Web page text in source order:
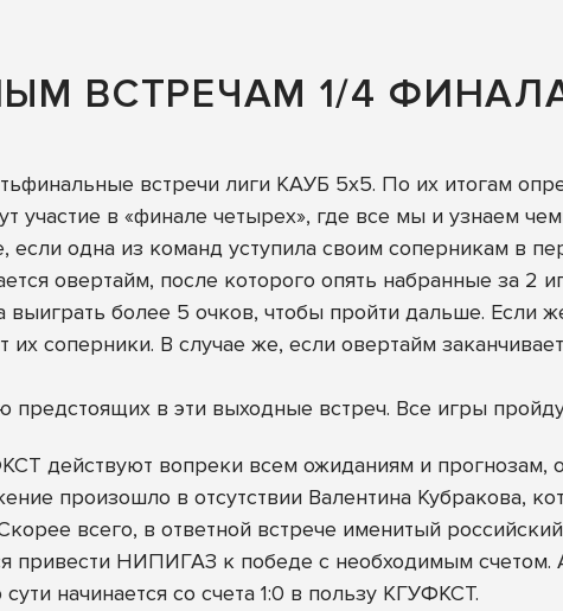
ВСТРЕЧАМ 1/4
встречи лиги КАУБ 5х5. По их итогам
участие в «финале четырех», где все мы и узнаем
если одна из команд уступила своим соперникам в
овертайм, после которого опять набранные за 2
более 5 очков, чтобы пройти дальше. Если
соперники. В случае же, если овертайм
в эти выходные встреч. Все игры
действуют вопреки всем ожиданиям и прогнозам,
произошло в отсутствии Валентина Кубракова,
всего, в ответной встрече именитый российский
привести НИПИГАЗ к победе с необходимым
начинается со счета 1:0 в пользу КГУФКСТ.